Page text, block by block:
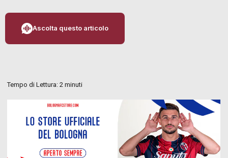
Ascolta questo articolo
Tempo di Lettura:2 minuti